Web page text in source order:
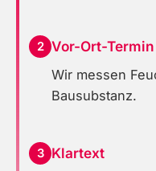
2 Vor-Ort-Termin
Wir messen
Bausubstanz.
3 Klartext